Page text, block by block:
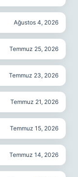
Ağustos 4, 2026
Temmuz 25, 2026
Temmuz 23, 2026
Temmuz 21, 2026
Temmuz 15, 2026
Temmuz 14, 2026